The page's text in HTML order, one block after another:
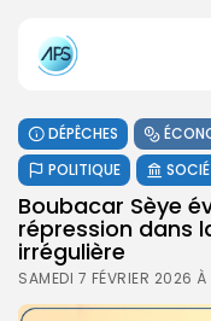
DÉPÊCHES
POLITIQUE
Boubacar Sèye
répression dans
irrégulière
SAMEDI 7 FÉVRIER 2026 À